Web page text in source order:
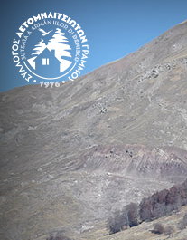
main
content